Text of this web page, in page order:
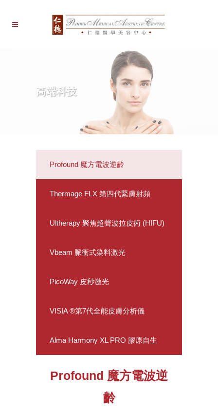
高端科技
Profound 魔方電波逆齡
Thermage FLX 第四代緊膚射頻
Ultherapy 聚焦超聲波拉皮術 (HIFU)
Vbeam 脈衝式染料激光
PicoWay 皮秒激光
VISIA ®第7代全能皮膚分析儀
Alma Harmony XL PRO 膠原自生
Profound 魔方電波逆
齡